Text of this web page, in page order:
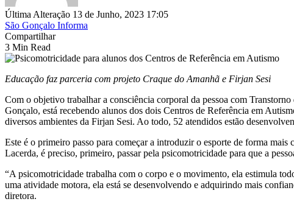
Última Alteração 13 de Junho, 2023 17:05
São Gonçalo Informa
Compartilhar
3 Min Read
Educação faz parceria com projeto Craque do Amanhã e Firjan Sesi
Com o objetivo trabalhar a consciência corporal da pessoa com
Gonçalo, está recebendo alunos dos dois Centros de Referência em
diversos ambientes da Firjan Sesi. Ao todo, 52 atendidos estão
Este é o primeiro passo para começar a introduzir o esporte de forma
Lacerda, é preciso, primeiro, passar pela psicomotricidade para que a
“A psicomotricidade trabalha com o corpo e o movimento, ela estimula
uma atividade motora, ela está se desenvolvendo e adquirindo mais
diretora.